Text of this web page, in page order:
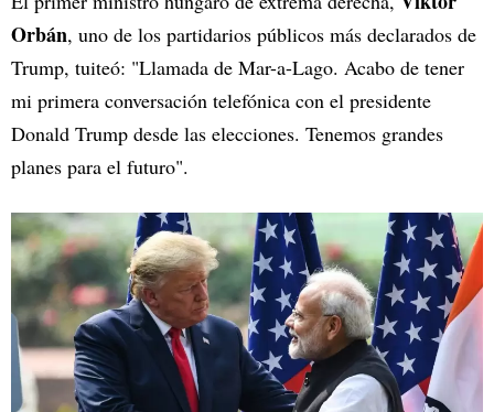
Orbán, uno de los partidarios públicos más declarados de
Trump, tuiteó: "Llamada de Mar-a-Lago. Acabo de tener
mi primera conversación telefónica con el presidente
Donald Trump desde las elecciones. Tenemos grandes
planes para el futuro".